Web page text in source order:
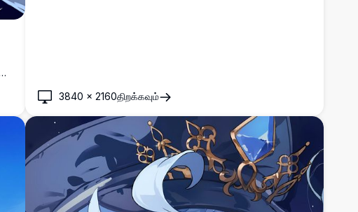
3840 × 2160திறக்கவும்